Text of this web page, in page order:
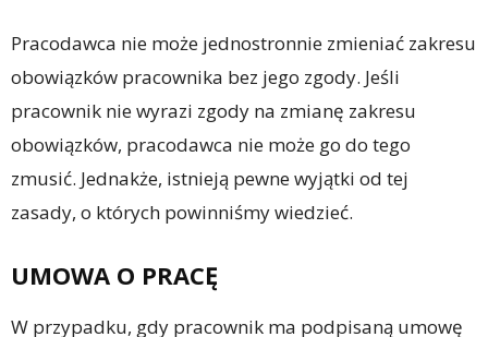
Pracodawca nie może jednostronnie zmieniać zakresu
obowiązków pracownika bez jego zgody. Jeśli
pracownik nie wyrazi zgody na zmianę zakresu
obowiązków, pracodawca nie może go do tego
zmusić. Jednakże, istnieją pewne wyjątki od tej
zasady, o których powinniśmy wiedzieć.
UMOWA O PRACĘ
W przypadku, gdy pracownik ma podpisaną umowę